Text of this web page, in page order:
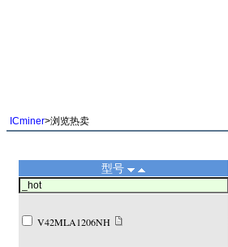
ICminer>浏览热卖
型号
V42MLA1206NH